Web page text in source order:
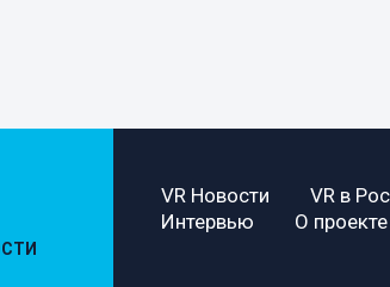
VR Новости VR в
Интервью
О проекте